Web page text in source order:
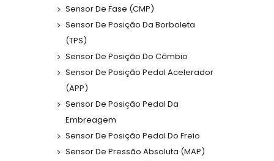
Sensor De Fase (CMP)
Sensor De Posição Da Borboleta
(TPS)
Sensor De Posição Do Câmbio
Sensor De Posição Pedal Acelerador
(APP)
Sensor De Posição Pedal Da
Embreagem
Sensor De Posição Pedal Do Freio
Sensor De Pressão Absoluta (MAP)